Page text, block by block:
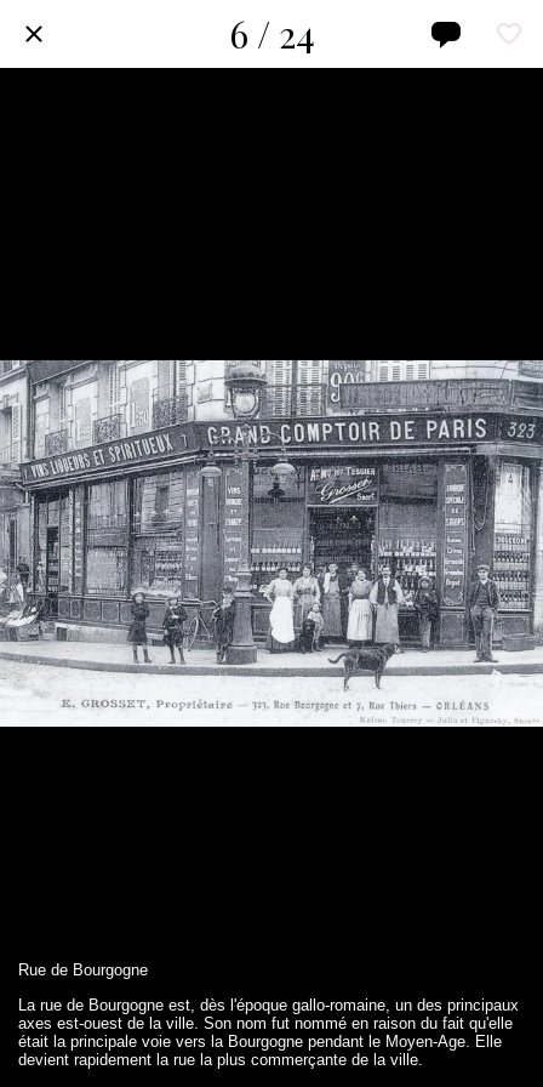
6 / 24
Rue de Bourgogne
La rue de Bourgogne est, dès l'époque gallo-romaine, un des principaux
axes est-ouest de la ville. Son nom fut nommé en raison du fait qu'elle
était la principale voie vers la Bourgogne pendant le Moyen-Age. Elle
devient rapidement la rue la plus commerçante de la ville.